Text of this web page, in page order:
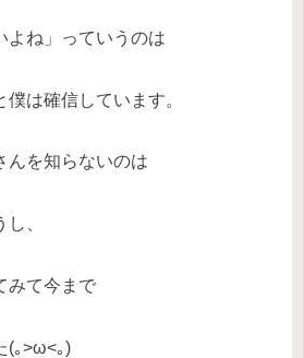
よね」っていうのは
は確信しています。
んを知らないのは
、
みて今まで
(｡>ω<｡)